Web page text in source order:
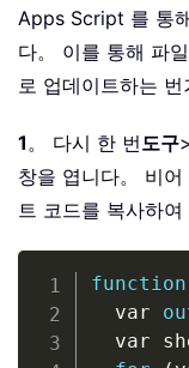
Apps Script 를 통
다。 이를 통해 파
로 업데이트하는 번
1。 다시 한 번도구>
창을 엽니다。 비어
트 코드를 복사하여
function
  var
var